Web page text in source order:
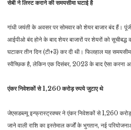
सेबी ने लिस्ट कराने की समयसीमा घटाई है
गांधी जयंती के अवसर पर सोमवार को शेयर बाजार बंद हैं।
आईपीओ बंद होने के बाद शेयर बाजारों पर शेयरों को
घटाकर तीन दिन (टी+3) कर दी थी। फिलहाल यह समयसीमा
स्वैच्छिक है, लेकिन एक दिसंबर, 2023 के बाद ऐसा करना
एंकर निवेशकों से 1,260 करोड़ रुपये जुटाए थे
जेएसडब्ल्यू इन्फ्रास्ट्रक्चर ने एंकर निवेशकों से 1,260
जाने वाली राशि का इस्तेमाल कर्जों के भुगतान, नई